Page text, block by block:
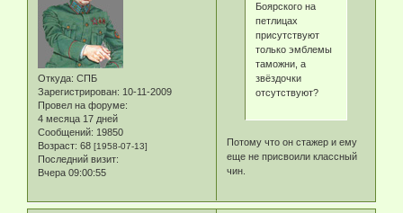
Откуда: СПБ
Зарегистрирован: 10-11-2009
Провел на форуме:
4 месяца 17 дней
Сообщений: 19850
Возраст: 68 [1958-07-13]
Последний визит:
Вчера 09:00:55
Боярского на
петлицах
присутствуют
только эмблемы
таможни, а
звёздочки
отсутствуют?
Потому что он стажер и ему
еще не присвоили классный
чин.